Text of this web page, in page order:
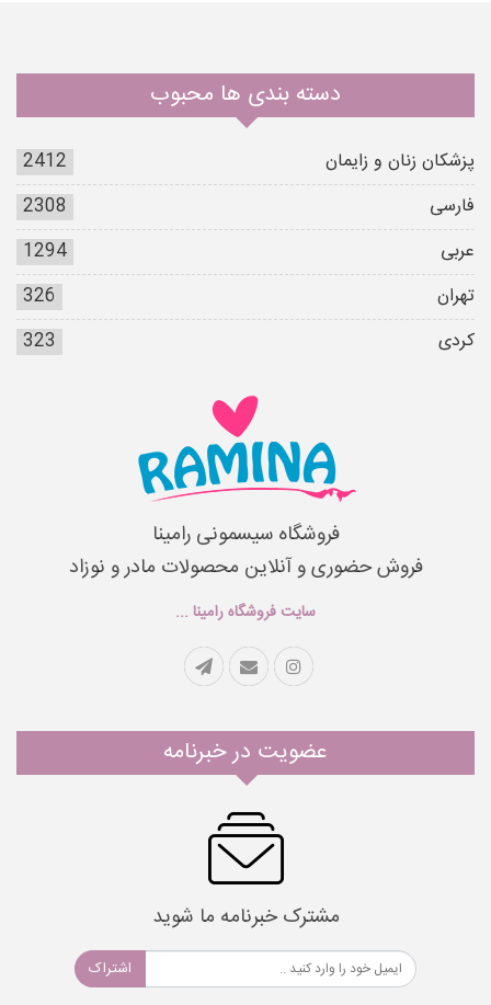
دسته بندی ها محبوب
پزشکان زنان و زایمان
2412
فارسی
2308
عربی
1294
تهران
326
کردی
323
فروشگاه سیسمونی رامینا
فروش حضوری و آنلاین محصولات مادر و نوزاد
سایت فروشگاه رامینا ...
عضویت در خبرنامه
مشترک خبرنامه ما شوید
اشتراک